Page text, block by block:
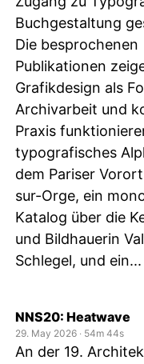
Buchgestaltung
Die besprochenen
Publikationen
Grafikdesign als
Archivarbeit und
Praxis
typografisches
dem Pariser
sur-Orge, ein
Katalog über die
und Bildhauerin
Schlegel, und ein...
NNS20: Heatwave
29. May 2026 ‧ 54m 44s
An der 19.